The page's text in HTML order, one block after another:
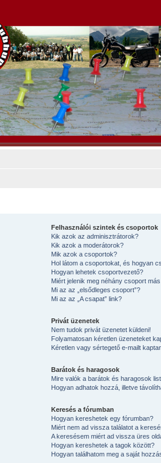
Felhasználói szintek és csoportok
Kik azok az adminisztrátorok?
Kik azok a moderátorok?
Mik azok a csoportok?
Hol látom a csoportokat, és hogyan
Hogyan lehetek csoportvezető?
Miért jelenik meg néhány csoport
Mi az az „elsődleges csoport”?
Mi az az „A csapat” link?
Privát üzenetek
Nem tudok privát üzenetet küldeni!
Folyamatosan kéretlen üzeneteket
Kéretlen vagy sértegető e-mailt
Barátok és haragosok
Mire valók a barátok és haragosok
Hogyan adhatok hozzá, illetve
Keresés a fórumban
Hogyan kereshetek egy fórumban?
Miért nem ad vissza találatot a
A keresésem miért ad vissza üres
Hogyan kereshetek a tagok között?
Hogyan találhatom meg a saját